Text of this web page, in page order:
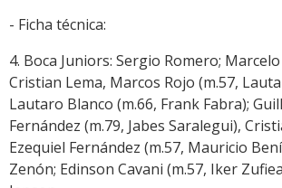
- Ficha técnica:
4. Boca Juniors: Sergio Romero;
Cristian Lema, Marcos Rojo (m.57,
Lautaro Blanco (m.66, Frank Fabra);
Fernández (m.79, Jabes Saralegui),
Ezequiel Fernández (m.57, Mauricio
Zenón; Edinson Cavani (m.57, Iker